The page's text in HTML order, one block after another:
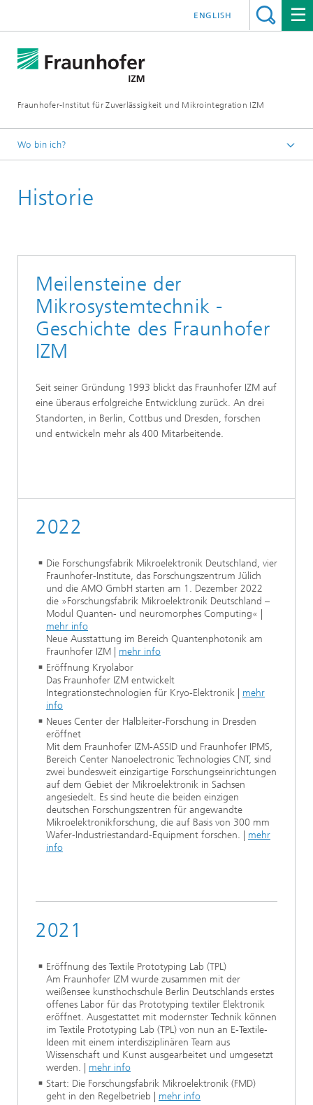
Fraunhofer-Institut für Zuverlässigkeit und Mikrointegration IZM
ENGLISH
Wo bin ich?
Das Institut
Historie
Meilensteine der
Mikrosystemtechnik -
Geschichte des Fraunhofer
IZM
Seit seiner Gründung 1993 blickt das Fraunhofer IZM auf
eine überaus erfolgreiche Entwicklung zurück. An drei
Standorten, in Berlin, Cottbus und Dresden, forschen
und entwickeln mehr als 400 Mitarbeitende.
2022
Die Forschungsfabrik Mikroelektronik Deutschland, vier
Fraunhofer-Institute, das Forschungszentrum Jülich
und die AMO GmbH starten am 1. Dezember 2022
die »Forschungsfabrik Mikroelektronik Deutschland –
Modul Quanten- und neuromorphes Computing« |
mehr info
Neue Ausstattung im Bereich Quantenphotonik am
Fraunhofer IZM | mehr info
Eröffnung Kryolabor
Das Fraunhofer IZM entwickelt
Integrationstechnologien für Kryo-Elektronik | mehr
info
Neues Center der Halbleiter-Forschung in Dresden
eröffnet
Mit dem Fraunhofer IZM-ASSID und Fraunhofer IPMS,
Bereich Center Nanoelectronic Technologies CNT, sind
zwei bundesweit einzigartige Forschungseinrichtungen
auf dem Gebiet der Mikroelektronik in Sachsen
angesiedelt. Es sind heute die beiden einzigen
deutschen Forschungszentren für angewandte
Mikroelektronikforschung, die auf Basis von 300 mm
Wafer-Industriestandard-Equipment forschen. | mehr
info
2021
Eröffnung des Textile Prototyping Lab (TPL)
Am Fraunhofer IZM wurde zusammen mit der
weißensee kunsthochschule Berlin Deutschlands erstes
offenes Labor für das Prototyping textiler Elektronik
eröffnet. Ausgestattet mit modernster Technik können
im Textile Prototyping Lab (TPL) von nun an E-Textile-
Ideen mit einem interdisziplinären Team aus
Wissenschaft und Kunst ausgearbeitet und umgesetzt
werden. | mehr info
Start: Die Forschungsfabrik Mikroelektronik (FMD)
geht in den Regelbetrieb | mehr info